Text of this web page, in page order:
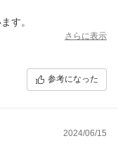
す。
さらに表示
参考になった
2024/06/15